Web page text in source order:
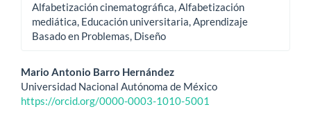
Alfabetización cinematográfica, Alfabetización
mediática, Educación universitaria, Aprendizaje
Basado en Problemas, Diseño
Contenido
principal
Mario Antonio Barro Hernández
Universidad Nacional Autónoma de México
https://orcid.org/0000-0003-1010-5001